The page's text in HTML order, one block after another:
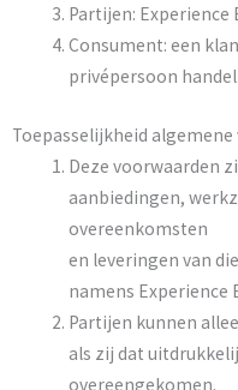
Partijen: Experience
Consument: een
privépersoon
Toepasselijkheid
Deze voorwaarden
aanbiedingen,
overeenkomsten
en leveringen van
namens Experience
Partijen kunnen
als zij dat
overeengekomen.